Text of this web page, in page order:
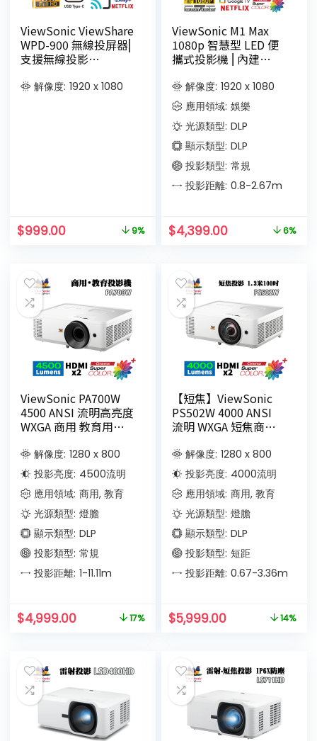
ViewSonic ViewShare
WPD-900 無線投屏器⎜
支援無線投影
DRM 加密串流影音內
解像度: 1920 x 1080
$999.00 9%
ViewSonic M1 Max
1080p 智慧型 LED 便
攜式投影機 ⎜內建
Netflix⎜內置電池
解像度: 1920 x 1080
應用領域: 娛樂
光源類型: DLP
顯示類型: DLP
投影類型: 常規
投影距離: 0.8-2.67m
$4,399.00 6%
ViewSonic PA700W
4500 ANSI 流明高亮度
WXGA 商用 教育用投
解像度: 1280 x 800
投影亮度: 4500流明
應用領域: 商用, 教育
光源類型: 燈膽
顯示類型: DLP
投影類型: 常規
投影距離: 1-11.11m
$4,999.00 17%
【短焦】ViewSonic
PS502W 4000 ANSI
流明 WXGA 短焦商業
解像度: 1280 x 800
投影亮度: 4000流明
應用領域: 商用, 教育
光源類型: 燈膽
顯示類型: DLP
投影類型: 短距
投影距離: 0.67-3.36m
$5,999.00 14%